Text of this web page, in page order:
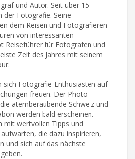
und Autor. Seit über 15
der Fotografie. Seine
dem Reisen und Fotografieren
von interessanten
Reiseführer für Fotografen und
Zeit des Jahres mit seinem
sich Fotografie-Enthusiasten auf
freuen. Der Photo
atemberaubende Schweiz und
werden bald erscheinen.
mit wertvollen Tipps und
die dazu inspirieren,
und sich auf das nächste